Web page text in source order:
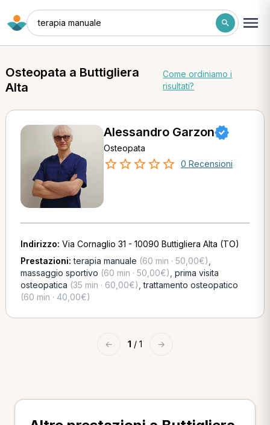
terapia manuale
Osteopata a Buttigliera
Alta
Come ordiniamo i
risultati?
Alessandro Garzon
Osteopata
0 Recensioni
Indirizzo: Via Cornaglio 31 - 10090 Buttigliera Alta (TO)
Prestazioni:terapia manuale (60 min · 50,00€)
massaggio sportivo (60 min · 50,00€) prima visita
osteopatica (35 min · 60,00€) ,trattamento osteopatico
(60 min · 40,00€)
← 1 / 1 →